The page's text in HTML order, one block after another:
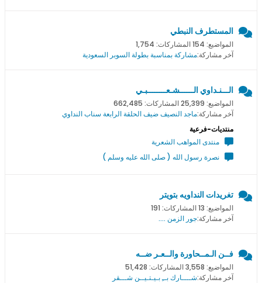
المستطرف النبطي
المواضيع: 154 المشاركات: 1,754
آخر مشاركة:مشاركة بمناسبة بطولة السوبر السعودية
الـــنـداوي الــــــشـعــــــــبـي
المواضيع: 25,399 المشاركات: 662,485
آخر مشاركة:ماجد النصيف ضيف الحلقة الرابعة سناب النداوي
منتديات-فرعية
منتدى المواهب الشعرية
نصرة رسول الله ( صلى الله عليه وسلم )
تغريدات النداويه بتويتر
المواضيع: 13 المشاركات: 191
آخر مشاركة:جور الزمن ....
فــن الـمــحاورة والــعـر ضــه
المواضيع: 3,558 المشاركات: 51,428
آخر مشاركة:شــــارك بــِ بـيـتـيــن شـــقر